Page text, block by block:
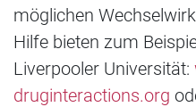
möglichen
Hilfe bieten zum
Liverpooler Universität:
druginteractions.org